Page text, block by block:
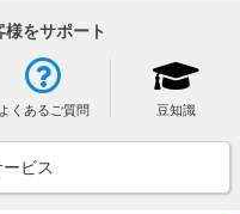
をサポート
よくあるご質問 豆知識
ビス